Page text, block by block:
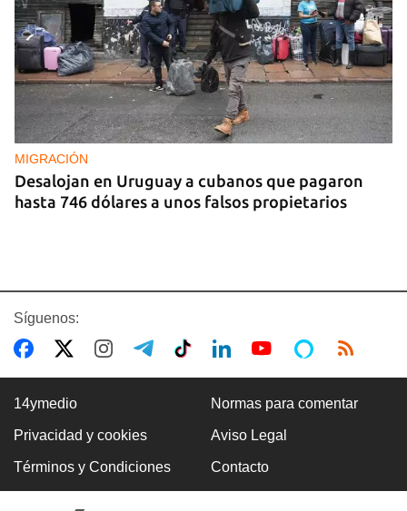
MIGRACIÓN
Desalojan en Uruguay a cubanos que pagaron
hasta 746 dólares a unos falsos propietarios
COLOMBIA
Desactivan autobús bomba en carretera cercana
Síguenos:
14ymedio Normas para comentar
Privacidad y cookies Aviso Legal
Términos y Condiciones Contacto